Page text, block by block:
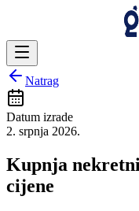
Natrag
Datum izrade
2. srpnja 2026.
Kupnja
cijene